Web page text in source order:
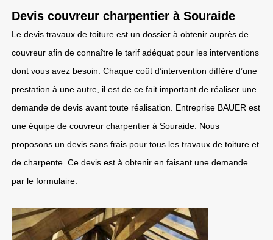
Devis couvreur charpentier à Souraide
Le devis travaux de toiture est un dossier à obtenir auprès de
couvreur afin de connaître le tarif adéquat pour les interventions
dont vous avez besoin. Chaque coût d’intervention diffère d’une
prestation à une autre, il est de ce fait important de réaliser une
demande de devis avant toute réalisation. Entreprise BAUER est
une équipe de couvreur charpentier à Souraide. Nous
proposons un devis sans frais pour tous les travaux de toiture et
de charpente. Ce devis est à obtenir en faisant une demande
par le formulaire.